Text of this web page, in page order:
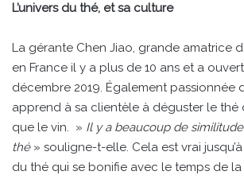
L’univers du thé, et sa culture
La gérante Chen Jiao, grande amatrice
en France il y a plus de 10 ans et a
décembre 2019. Également passionnée
apprend à sa clientèle à déguster le thé
que le vin. » Il y a beaucoup de
thé» souligne-t-elle. Cela est vrai
du thé qui se bonifie avec le temps de